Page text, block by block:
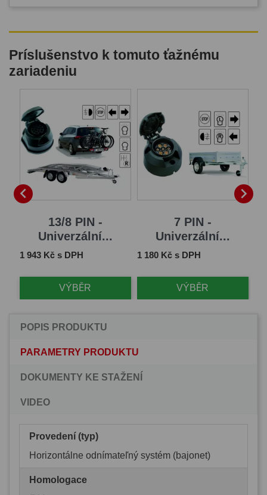
Príslušenstvo k tomuto ťažnému
zariadeniu

13/8 PIN -
Univerzální...
Cena
1 943 Kč s DPH
VÝBĚR
7 PIN -
Univerzální...
Cena
1 180 Kč s DPH
VÝBĚR

POPIS PRODUKTU
PARAMETRY PRODUKTU
DOKUMENTY KE STAŽENÍ
VIDEO
Provedení (typ)
Horizontálne odnímateľný systém (bajonet)
Homologace